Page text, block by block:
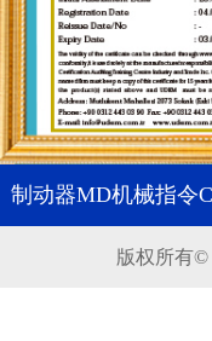
制动器MD机械指令
版权所有©